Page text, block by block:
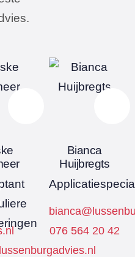
Bianca
Huijbregts
076 564 20 42